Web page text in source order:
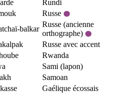
Rundi
Russe
balkar
Russe (ancienne
orthographe)
Russe avec accent
Rwanda
Sami (lapon)
Samoan
Gaélique écossais